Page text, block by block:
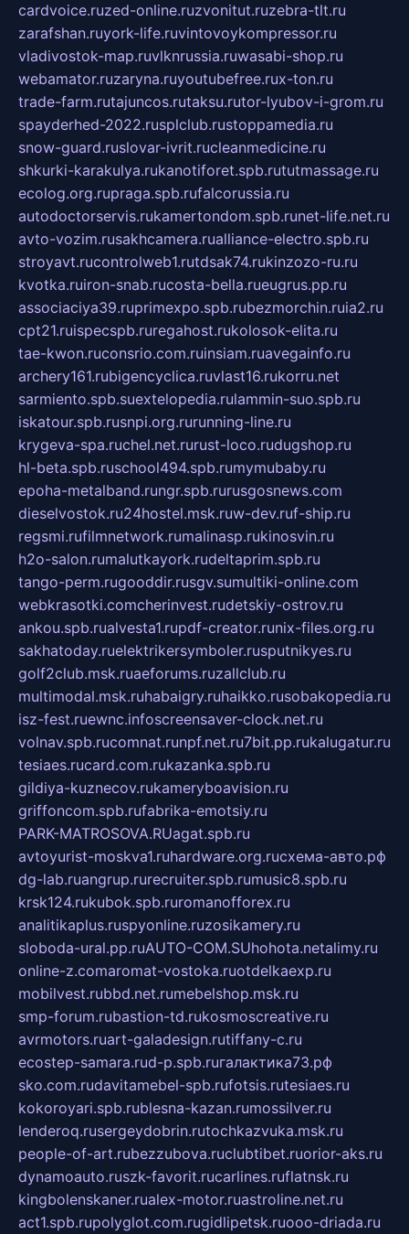
cardvoice.ruzed-online.ruzvonitut.ruzebra-tlt.ru
zarafshan.ruyork-life.ruvintovoykompressor.ru
vladivostok-map.ruvlknrussia.ruwasabi-shop.ru
webamator.ruzaryna.ruyoutubefree.rux-ton.ru
trade-farm.rutajuncos.rutaksu.rutor-lyubov-i-grom.ru
spayderhed-2022.rusplclub.rustoppamedia.ru
snow-guard.ruslovar-ivrit.rucleanmedicine.ru
shkurki-karakulya.rukanotiforet.spb.rututmassage.ru
ecolog.org.rupraga.spb.rufalcorussia.ru
autodoctorservis.rukamertondom.spb.runet-life.net.ru
avto-vozim.rusakhcamera.rualliance-electro.spb.ru
stroyavt.rucontrolweb1.rutdsak74.rukinzozo-ru.ru
kvotka.ruiron-snab.rucosta-bella.rueugrus.pp.ru
associaciya39.ruprimexpo.spb.rubezmorchin.ruia2.ru
cpt21.ruispecspb.ruregahost.rukolosok-elita.ru
tae-kwon.ruconsrio.com.ruinsiam.ruavegainfo.ru
archery161.rubigencyclica.ruvlast16.rukorru.net
sarmiento.spb.suextelopedia.rulammin-suo.spb.ru
iskatour.spb.rusnpi.org.rurunning-line.ru
krygeva-spa.ruchel.net.rurust-loco.rudugshop.ru
hl-beta.spb.ruschool494.spb.rumymubaby.ru
epoha-metalband.rungr.spb.rurusgosnews.com
dieselvostok.ru24hostel.msk.ruw-dev.ruf-ship.ru
regsmi.rufilmnetwork.rumalinasp.rukinosvin.ru
h2o-salon.rumalutkayork.rudeltaprim.spb.ru
tango-perm.rugooddir.rusgv.sumultiki-online.com
webkrasotki.comcherinvest.rudetskiy-ostrov.ru
ankou.spb.rualvesta1.rupdf-creator.runix-files.org.ru
sakhatoday.ruelektrikersymboler.rusputnikyes.ru
golf2club.msk.ruaeforums.ruzallclub.ru
multimodal.msk.ruhabaigry.ruhaikko.rusobakopedia.ru
isz-fest.ruewnc.infoscreensaver-clock.net.ru
volnav.spb.rucomnat.runpf.net.ru7bit.pp.rukalugatur.ru
tesiaes.rucard.com.rukazanka.spb.ru
gildiya-kuznecov.rukameryboavision.ru
griffoncom.spb.rufabrika-emotsiy.ru
PARK-MATROSOVA.RUagat.spb.ru
avtoyurist-moskva1.ruhardware.org.ruсхема-авто.рф
dg-lab.ruangrup.rurecruiter.spb.rumusic8.spb.ru
krsk124.rukubok.spb.ruromanofforex.ru
analitikaplus.ruspyonline.ruzosikamery.ru
sloboda-ural.pp.ruAUTO-COM.SUhohota.netalimy.ru
online-z.comaromat-vostoka.ruotdelkaexp.ru
mobilvest.rubbd.net.rumebelshop.msk.ru
smp-forum.rubastion-td.rukosmoscreative.ru
avrmotors.ruart-galadesign.rutiffany-c.ru
ecostep-samara.rud-p.spb.ruгалактика73.рф
sko.com.rudavitamebel-spb.rufotsis.rutesiaes.ru
kokoroyari.spb.rublesna-kazan.rumossilver.ru
lenderoq.rusergeydobrin.rutochkazvuka.msk.ru
people-of-art.rubezzubova.ruclubtibet.ruorior-aks.ru
dynamoauto.ruszk-favorit.rucarlines.ruflatnsk.ru
kingbolenskaner.rualex-motor.ruastroline.net.ru
act1.spb.rupolyglot.com.rugidlipetsk.ruooo-driada.ru